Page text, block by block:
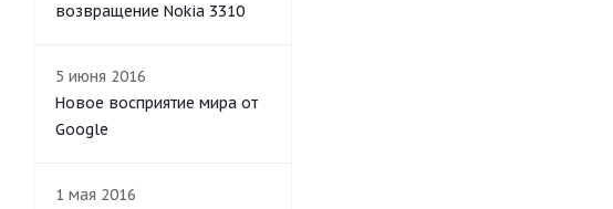
возвращение Nokia 3310
5 июня 2016
Новое восприятие мира от
Google
1 мая 2016